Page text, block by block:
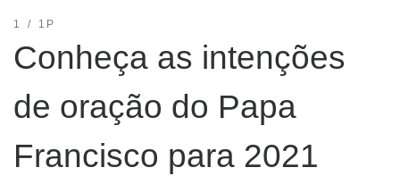
1 1P
Conheça as intenções
de oração do Papa
Francisco para 2021